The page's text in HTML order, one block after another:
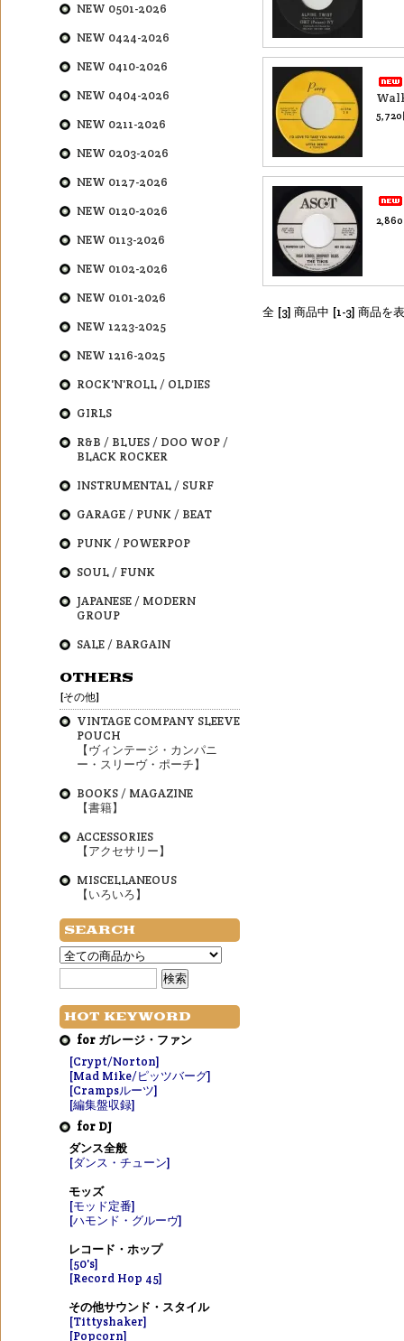
5,720
全 [3] 商品中 [1-3] 商品を
NEW 0501-2026
NEW 0424-2026
NEW 0410-2026
NEW 0404-2026
NEW 0211-2026
NEW 0203-2026
NEW 0127-2026
NEW 0120-2026
NEW 0113-2026
NEW 0102-2026
NEW 0101-2026
NEW 1223-2025
NEW 1216-2025
ROCK'N'ROLL / OLDIES
GIRLS
R&B / BLUES / DOO WOP /
BLACK ROCKER
INSTRUMENTAL / SURF
GARAGE / PUNK / BEAT
PUNK / POWERPOP
SOUL / FUNK
JAPANESE / MODERN
GROUP
SALE / BARGAIN
OTHERS
[その他]
VINTAGE COMPANY SLEEVE
POUCH
【ヴィンテージ・カンパニ
ー・スリーヴ・ポーチ】
BOOKS / MAGAZINE
【書籍】
ACCESSORIES
【アクセサリー】
MISCELLANEOUS
【いろいろ】
SEARCH
HOT KEYWORD
for ガレージ・ファン
[Crypt/Norton]
[Mad Mike/ピッツバーグ]
[Crampsルーツ]
[編集盤収録]
for DJ
ダンス全般
[ダンス・チューン]
モッズ
[モッド定番]
[ハモンド・グルーヴ]
レコード・ホップ
[50's]
[Record Hop 45]
その他サウンド・スタイル
[Tittyshaker]
[Popcorn]